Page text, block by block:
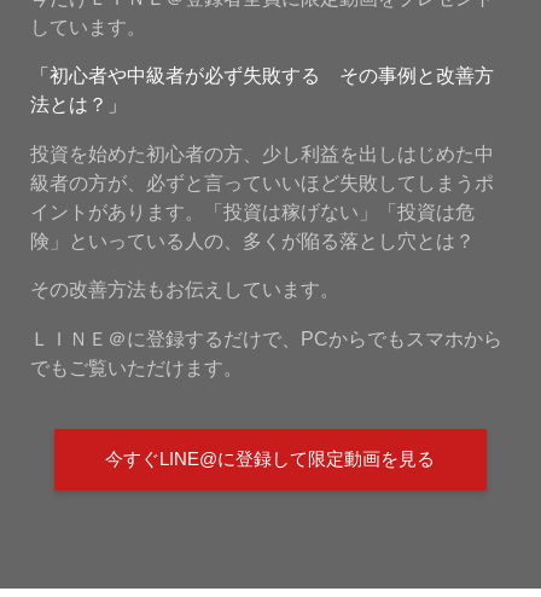
しています。
「初心者や中級者が必ず失敗する その事例と改善方
法とは？」
投資を始めた初心者の方、少し利益を出しはじめた中
級者の方が、必ずと言っていいほど失敗してしまうポ
イントがあります。「投資は稼げない」「投資は危
険」といっている人の、多くが陥る落とし穴とは？
その改善方法もお伝えしています。
ＬＩＮＥ＠に登録するだけで、PCからでもスマホから
でもご覧いただけます。
今すぐLINE@に登録して限定動画を見る